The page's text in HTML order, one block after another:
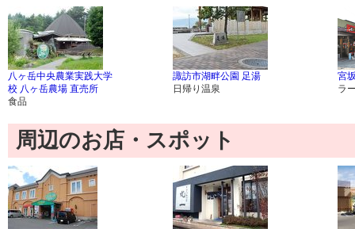
八ヶ岳中央農業実践大学
校 八ヶ岳農場 直売所
食品
諏訪市湖畔公園 足湯
日帰り温泉
宮
ラ
周辺のお店・スポット